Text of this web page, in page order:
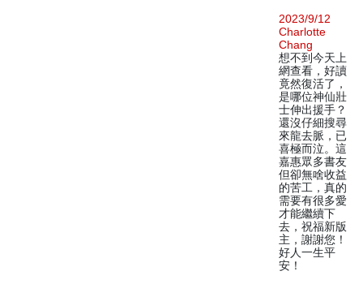
2023/9/12
Charlotte
Chang
想不到今天上
網查看，好讀
竟然復活了，
是哪位神仙壯
士伸出援手？
還沒仔細搜尋
來龍去脈，已
喜極而泣。這
嘉惠眾多書友
但卻無啥收益
的苦工，真的
需要有很多愛
才能繼續下
去，祝福新版
主，謝謝您！
好人一生平
安！